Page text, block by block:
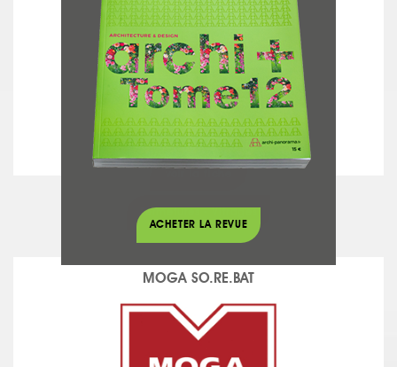
Fermetures - Vitrages
MOGA SO.RE.BAT
ACHETER LA REVUE